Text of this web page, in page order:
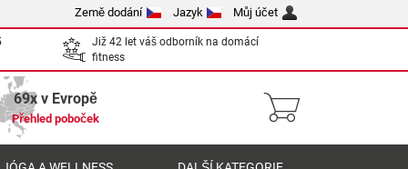
Země dodání Jazyk Můj účet
Již 42 let váš odborník na domácí
fitness
69x v Evropě
Přehled poboček